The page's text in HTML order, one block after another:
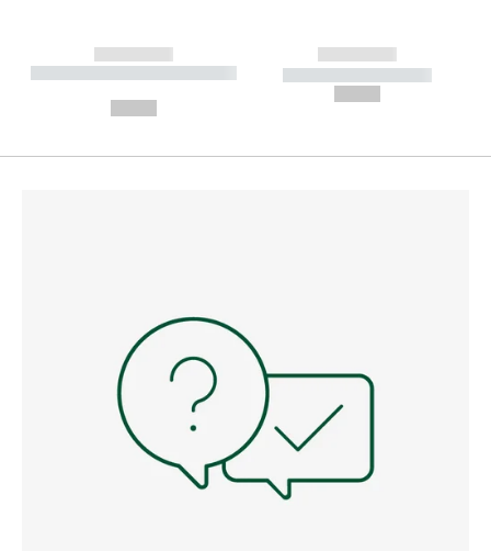
------------
----------- ----------- --------
------------
----------- -----------